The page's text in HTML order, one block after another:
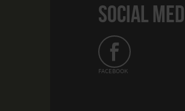
SOCIAL
FACEBOOK